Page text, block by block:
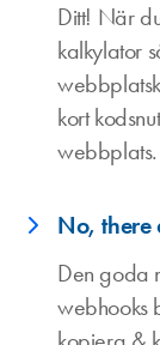
Ditt! När
kalkylator
kort
webbplats.
No, there
Den goda
webhooks